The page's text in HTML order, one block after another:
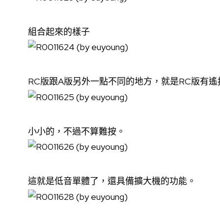
組合起來的樣子
RC版跟A版另外一點不同的地方，就是RC版有遙
小小的，不過不算難按。
這就是低音單體了，還具備擴大機的功能。